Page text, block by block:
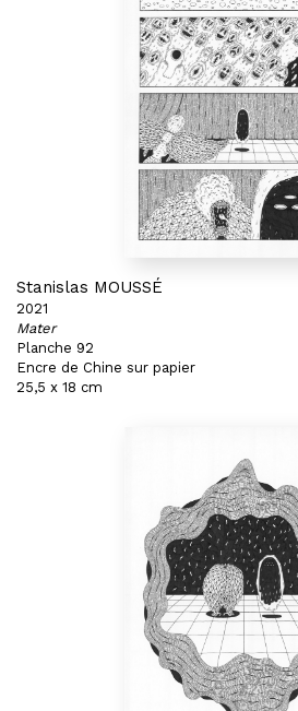
Stanislas MOUSSÉ
2021
Mater
Planche 92
Encre de Chine sur papier
25,5 x 18 cm